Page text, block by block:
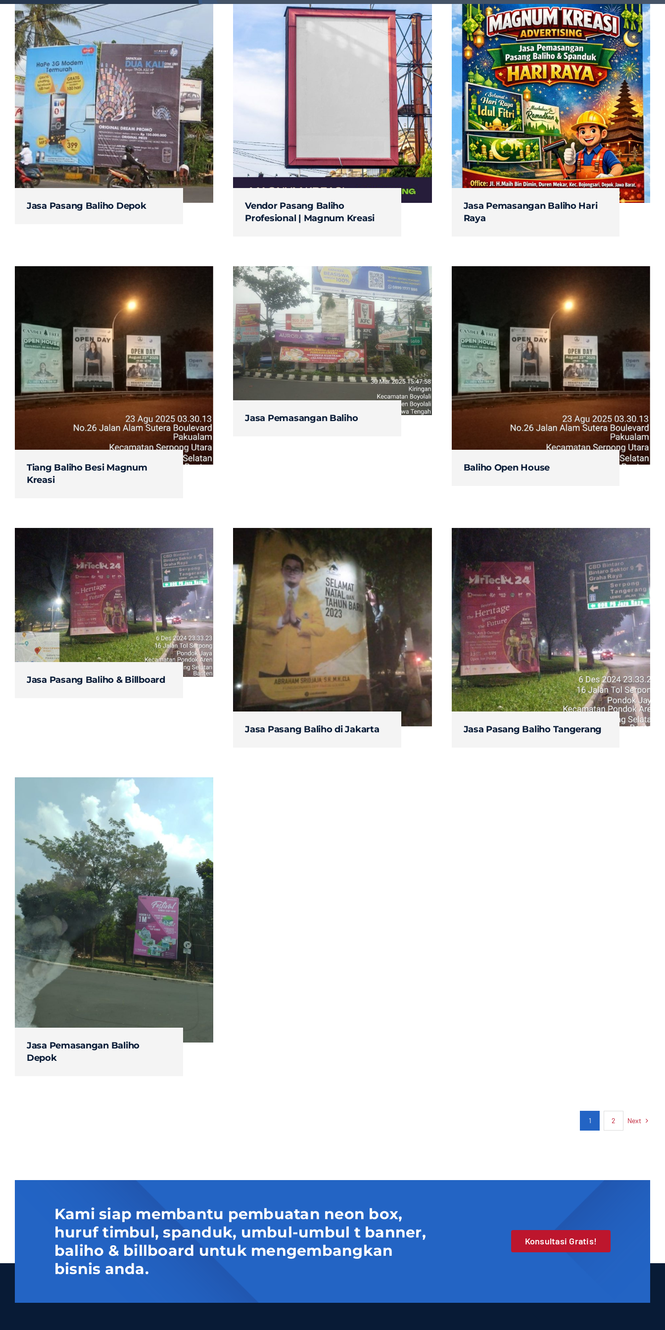
Jasa Pasang Baliho Depok
Vendor Pasang Baliho
Profesional | Magnum Kreasi
Jasa Pemasangan Baliho Hari
Raya
Tiang Baliho Besi Magnum
Kreasi
Jasa Pemasangan Baliho
Baliho Open House
Jasa Pasang Baliho & Billboard
Jasa Pasang Baliho di Jakarta Jasa Pasang Baliho Tangerang
Jasa Pemasangan Baliho
Depok
1 2 Next
Kami siap membantu pembuatan neon box,
huruf timbul, spanduk, umbul-umbul t banner,
baliho & billboard untuk mengembangkan
bisnis anda.
Konsultasi Gratis!